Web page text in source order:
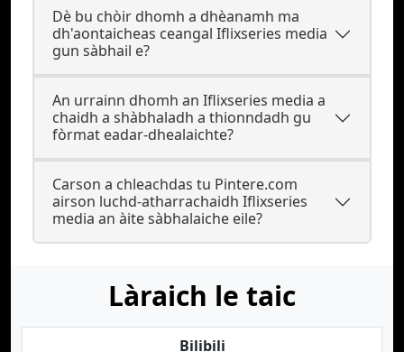
Dè bu chòir dhomh a dhèanamh ma
dh'aontaicheas ceangal Iflixseries media
gun sàbhail e?
An urrainn dhomh an Iflixseries media a
chaidh a shàbhaladh a thionndadh gu
fòrmat eadar-dhealaichte?
Carson a chleachdas tu Pintere.com
airson luchd-atharrachaidh Iflixseries
media an àite sàbhalaiche eile?
Làraich le taic
Bilibili